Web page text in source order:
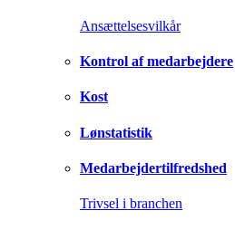
Ansættelsesvilkår
Kontrol af medarbejdere
Kost
Lønstatistik
Medarbejdertilfredshed
Trivsel i branchen